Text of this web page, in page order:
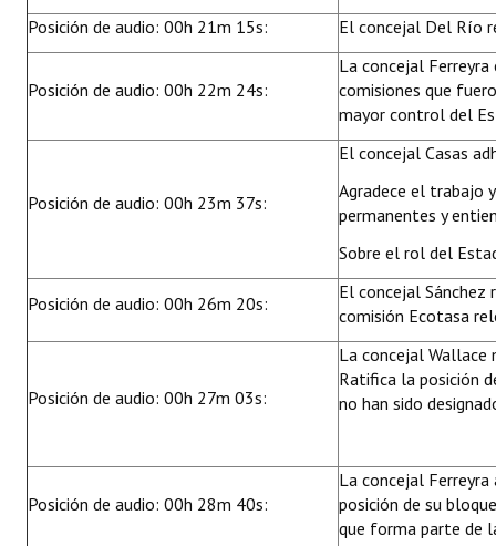
Posición de audio: 00h 21m 15s:
El concejal Del Río
Posición de audio: 00h 22m 24s:
La concejal
comisiones que
mayor control del
Posición de audio: 00h 23m 37s:
El concejal Casas
Agradece el trabajo
permanentes y
Sobre el rol del
Posición de audio: 00h 26m 20s:
El concejal
comisión Ecotasa
Posición de audio: 00h 27m 03s:
La concejal Wallace
Ratifica la posición
no han sido
Posición de audio: 00h 28m 40s:
La concejal
posición de su
que forma parte de